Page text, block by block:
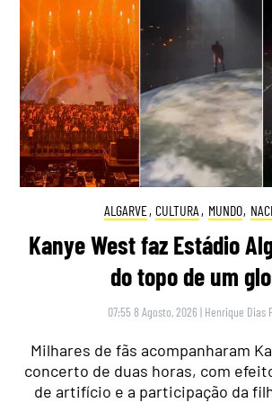
ALGARVE, CULTURA , MUNDO,
Kanye West faz Estádio
do topo de um
07:55 8 Agosto, 2026 | Henrique Dias
Milhares de fãs acompanharam
concerto de duas horas, com
de artifício e a participação da